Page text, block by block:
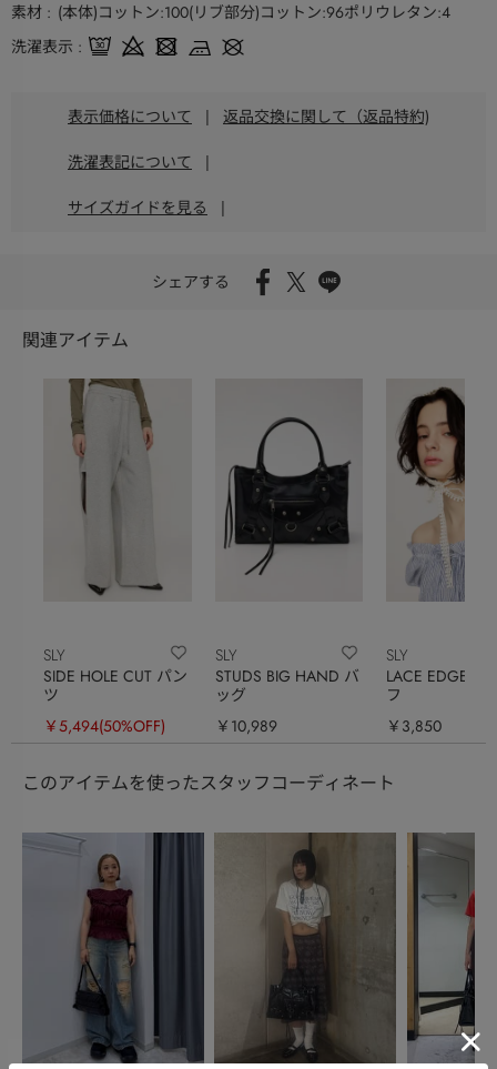
素材
(本体)コットン:100(リブ部分)コットン:96ポリウレタン:4
洗濯表示
表示価格について | 返品交換に関して（返品特約)
洗濯表記について |
サイズガイドを見る |
シェアする
関連アイテム
SLY
SIDE HOLE CUT パン
ツ
￥5,494(50%OFF)
SLY
STUDS BIG HAND バ
ッグ
￥10,989
SLY
LACE EDGE ス
フ
￥3,850
このアイテムを使ったスタッフコーディネート